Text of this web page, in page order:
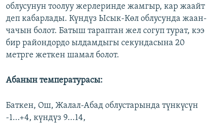
облусунун тоолуу жерлеринде жамгыр, кар жаайт
деп кабарлады. Күндүз Ысык-Көл облусунда жаан-
чачын болот. Батыш тараптан жел согуп турат, кээ
бир райондордо ылдамдыгы секундасына 20
метрге жеткен шамал болот.
Абанын температурасы:
Баткен, Ош, Жалал-Абад облустарында түнкүсүн
-1...+4, күндүз 9...14,